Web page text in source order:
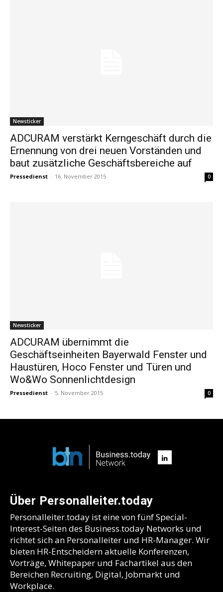
Newsticker
ADCURAM verstärkt Kerngeschäft durch die
Ernennung von drei neuen Vorständen und
baut zusätzliche Geschäftsbereiche auf
Pressedienst - 16. November 2015 0
Newsticker
ADCURAM übernimmt die
Geschäftseinheiten Bayerwald Fenster und
Haustüren, Hoco Fenster und Türen und
Wo&Wo Sonnenlichtdesign
Pressedienst - 5. November 2015 0
Über Personalleiter.today
Personalleiter.today ist eine von fünf Special-
Interest-Seiten des Business.today Networks und
richtet sich an Personalleiter und HR-Manager. Wir
bieten HR-Entscheidern aktuelle Konferenzen,
Vorträge, Whitepaper und Fachartikel aus den
Bereichen Recruiting, Digital, Jobmarkt und
Workplace.